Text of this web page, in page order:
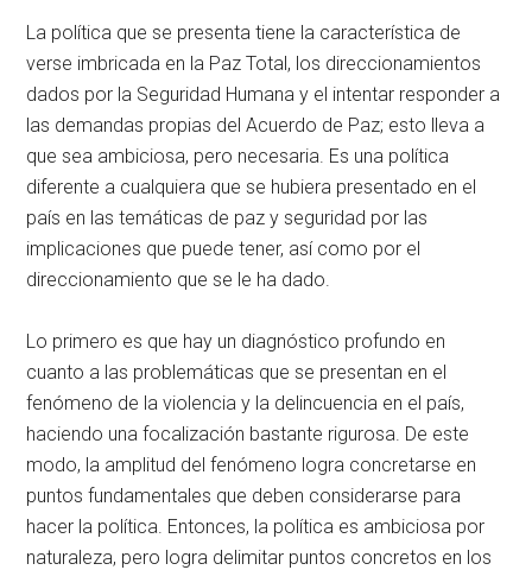
La política que se presenta tiene la característica de
verse imbricada en la Paz Total, los direccionamientos
dados por la Seguridad Humana y el intentar responder a
las demandas propias del Acuerdo de Paz; esto lleva a
que sea ambiciosa, pero necesaria. Es una política
diferente a cualquiera que se hubiera presentado en el
país en las temáticas de paz y seguridad por las
implicaciones que puede tener, así como por el
direccionamiento que se le ha dado.
Lo primero es que hay un diagnóstico profundo en
cuanto a las problemáticas que se presentan en el
fenómeno de la violencia y la delincuencia en el país,
haciendo una focalización bastante rigurosa. De este
modo, la amplitud del fenómeno logra concretarse en
puntos fundamentales que deben considerarse para
hacer la política. Entonces, la política es ambiciosa por
naturaleza, pero logra delimitar puntos concretos en los